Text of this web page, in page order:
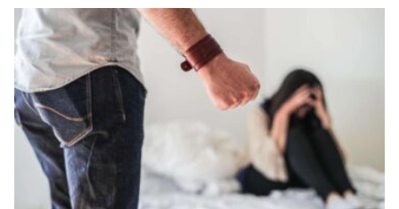
Link media+ Link media
Mesajul știrei
+ Mesajul știrei
CONTACT SURSĂ
Sursă anonimă